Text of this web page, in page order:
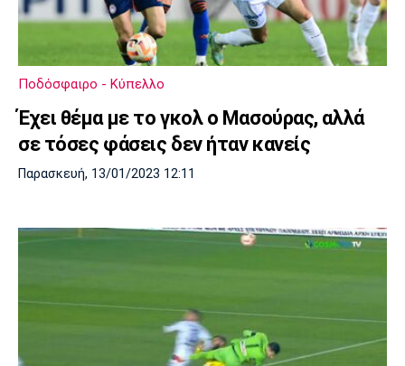
Ποδόσφαιρο - Κύπελλο
Έχει θέμα με το γκολ ο Μασούρας, αλλά
σε τόσες φάσεις δεν ήταν κανείς
Παρασκευή, 13/01/2023 12:11